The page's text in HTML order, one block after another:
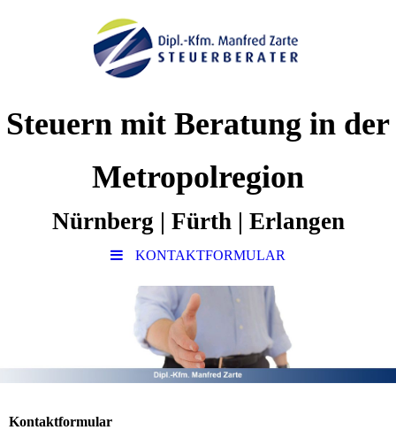
Steuern mit Beratung in der
Metropolregion
Nürnberg | Fürth | Erlangen
KONTAKTFORMULAR
Kontaktformular